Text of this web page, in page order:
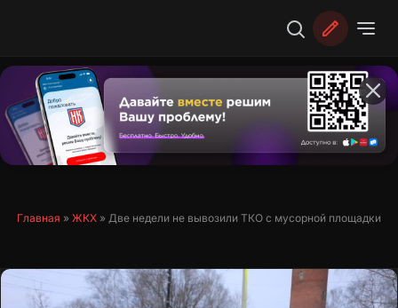
Главная » ЖКХ » Две недели не вывозили ТКО с мусорной площадки